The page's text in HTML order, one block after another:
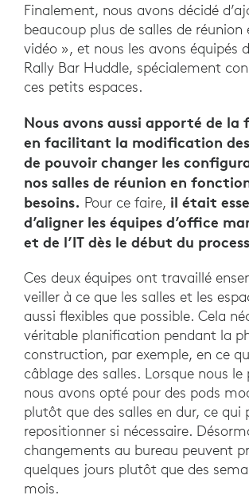
Finalement, nous avons décidé
beaucoup plus de salles de réunion
vidéo », et nous les avons équipés
Rally Bar Huddle, spécialement
ces petits espaces.
Nous avons aussi apporté de
en facilitant la modification
de pouvoir changer les
nos salles de réunion en
besoins. Pour ce faire, il était
d’aligner les équipes d’office
et de l’IT dès le début du
Ces deux équipes ont travaillé
veiller à ce que les salles et les
aussi flexibles que possible. Cela
véritable planification pendant la
construction, par exemple, en ce
câblage des salles. Lorsque nous le
nous avons opté pour des pods
plutôt que des salles en dur, ce qui
repositionner si nécessaire.
changements au bureau peuvent
quelques jours plutôt que des
mois.